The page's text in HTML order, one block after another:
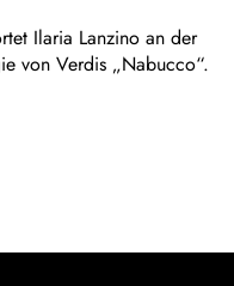
Ilaria Lanzino an der
von Verdis „Nabucco“.